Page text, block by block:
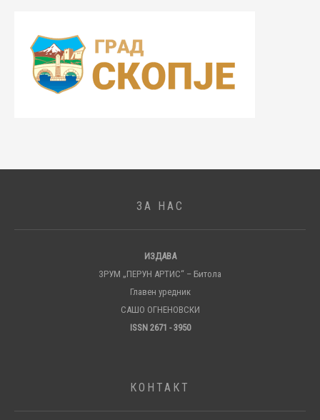
ЗА НАС
ИЗДАВА
ЗРУМ „ПЕРУН АРТИС“ – Битола
Главен уредник
САШО ОГНЕНОВСКИ
ISSN 2671 - 3950
КОНТАКТ